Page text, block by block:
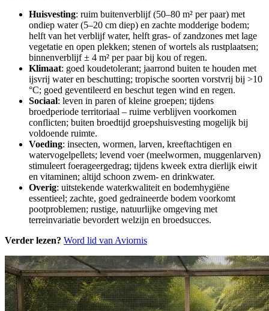
Huisvesting: ruim buitenverblijf (50–80 m² per paar) met
ondiep water (5–20 cm diep) en zachte modderige bodem;
helft van het verblijf water, helft gras- of zandzones met lage
vegetatie en open plekken; stenen of wortels als rustplaatsen;
binnenverblijf ± 4 m² per paar bij kou of regen.
Klimaat: goed koudetolerant; jaarrond buiten te houden met
ijsvrij water en beschutting; tropische soorten vorstvrij bij >10
°C; goed geventileerd en beschut tegen wind en regen.
Sociaal: leven in paren of kleine groepen; tijdens
broedperiode territoriaal – ruime verblijven voorkomen
conflicten; buiten broedtijd groepshuisvesting mogelijk bij
voldoende ruimte.
Voeding: insecten, wormen, larven, kreeftachtigen en
watervogelpellets; levend voer (meelwormen, muggenlarven)
stimuleert foerageergedrag; tijdens kweek extra dierlijk eiwit
en vitaminen; altijd schoon zwem- en drinkwater.
Overig: uitstekende waterkwaliteit en bodemhygiëne
essentieel; zachte, goed gedraineerde bodem voorkomt
pootproblemen; rustige, natuurlijke omgeving met
terreinvariatie bevordert welzijn en broedsucces.
Verder lezen? Word lid van Aviornis